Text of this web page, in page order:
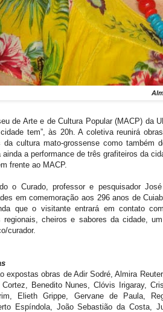
de Arte e de Cultura Popular (MACP) da
tem”, às 20h. A coletiva reunirá
da cultura mato-grossense como também
ainda a performance de três grafiteiros da
frente ao MACP.
o Curado, professor e pesquisador
em comemoração aos 296 anos de
que o visitante entrará em contato
regionais, cheiros e sabores da cidade,
curador.
expostas obras de Adir Sodré, Almira
Benedito Nunes, Clóvis Irigaray,
Elieth Grippe, Gervane de Paula,
Espíndola, João Sebastião da Costa,